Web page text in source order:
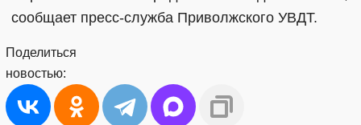
сообщает пресс-служба Приволжского УВДТ.
Поделиться
новостью: